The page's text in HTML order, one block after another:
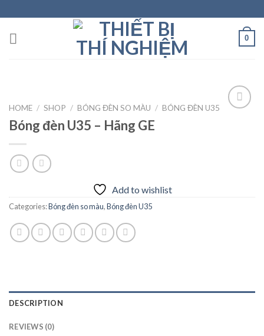
to
content
0
HOME / SHOP / BÓNG ĐÈN SO MÀU / BÓNG ĐÈN U35
Bóng đèn U35 – Hãng GE
Add to wishlist
Categories:Bóng đèn so màu,Bóng đèn U35
DESCRIPTION
REVIEWS (0)